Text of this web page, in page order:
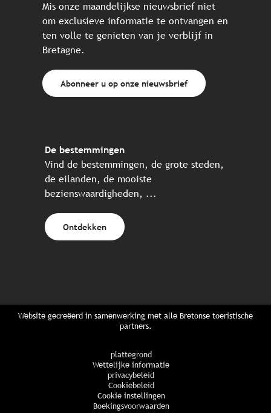
Mis onze maandelijkse nieuwsbrief niet
om exclusieve informatie te ontvangen en
ten volle te genieten van je verblijf in
Bretagne.
Abonneer u op onze nieuwsbrief
De bestemmingen
Vind de bestemmingen, de grote steden,
de eilanden, de mooiste
bezienswaardigheden, ...
Ontdekken
Website gecreëerd in samenwerking met alle Bretonse toeristische
partners.
plattegrond
Wettelijke informatie
privacybeleid
Cookiebeleid
Cookie instellingen
Boekingsvoorwaarden